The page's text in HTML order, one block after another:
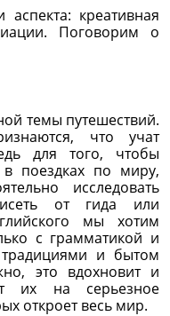
креативная
Поговорим о
темы путешествий.
что учат
для того, чтобы
в поездках по миру,
исследовать
от гида или
мы хотим
с грамматикой и
и бытом
это вдохновит и
их на серьезное
откроет весь мир.